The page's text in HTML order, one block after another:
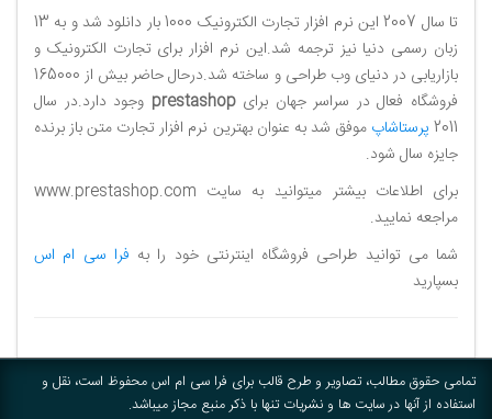
تا سال 2007 این نرم افزار تجارت الکترونیک 1000 بار دانلود شد و به 13
زبان رسمی دنیا نیز ترجمه شد.این نرم افزار برای تجارت الکترونیک و
بازاریابی در دنیای وب طراحی و ساخته شد.درحال حاضر بیش از 165000
فروشگاه فعال در سراسر جهان برایprestashop وجود دارد.در سال
2011 پرستاشاپ موفق شد به عنوان بهترین نرم افزار تجارت متن باز برنده
جایزه سال شود.
برای اطلاعات بیشتر میتوانید به سایت www.prestashop.com
مراجعه نمایید.
شما می توانید طراحی فروشگاه اینترنتی خود را به فرا سی ام اس
بسپارید
تمامی حقوق مطالب، تصاویر و طرح قالب برای فرا سی ام اس محفوظ است، نقل و
استفاده از آنها در سایت ها و نشریات تنها با ذکر منبع مجاز میباشد.